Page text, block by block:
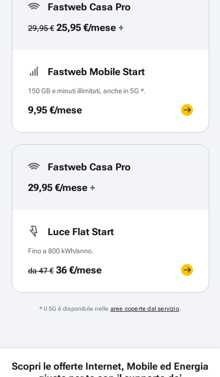
Fastweb Casa Pro
29,95 €25,95 €/mese+
Fastweb Mobile Start
150 GB e minuti illimitati, anche in 5G *.
9,95 €/mese
Fastweb Casa Pro
29,95 €/mese +
Luce Flat Start
Fino a 800 kWh/anno.
da 47 €36 €/mese
* Il 5G è disponibile nelle aree coperte dal servizio.
Scopri le offerte Internet, Mobile ed Energia